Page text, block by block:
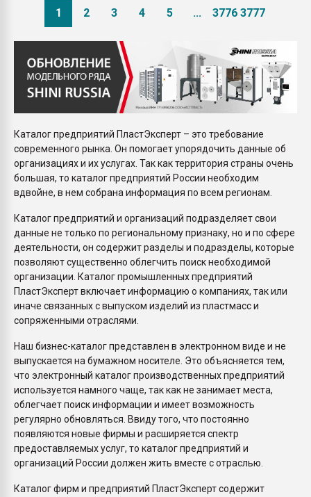
1 2 3 4 5 ... 3776 3777
Каталог предприятий ПластЭксперт – это требование
современного рынка. Он помогает упорядочить данные об
организациях и их услугах. Так как территория страны очень
большая, то каталог предприятий России необходим
вдвойне, в нем собрана информация по всем регионам.
Каталог предприятий и организаций подразделяет свои
данные не только по региональному признаку, но и по сфере
деятельности, он содержит разделы и подразделы, которые
позволяют существенно облегчить поиск необходимой
организации. Каталог промышленных предприятий
ПластЭксперт включает информацию о компаниях, так или
иначе связанных с выпуском изделий из пластмасс и
сопряженными отраслями.
Наш бизнес-каталог представлен в электронном виде и не
выпускается на бумажном носителе. Это объясняется тем,
что электронный каталог производственных предприятий
используется намного чаще, так как не занимает места,
облегчает поиск информации и имеет возможность
регулярно обновляться. Ввиду того, что постоянно
появляются новые фирмы и расширяется спектр
предоставляемых услуг, то каталог предприятий и
организаций России должен жить вместе с отраслью.
Каталог фирм и предприятий ПластЭксперт содержит